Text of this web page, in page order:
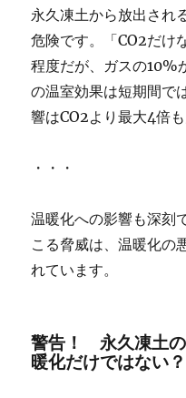
永久凍土から放出され
危険です。「CO2だけ
程度だが、ガスの10%
の温室効果は短期間で
響はCO2より最大4倍
・・・
温暖化への影響も深刻
こる脅威は、温暖化の
れています。
警告！ 永久凍土
暖化だけではない？